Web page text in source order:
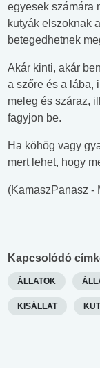
egyesek számára
kutyák elszoknak
betegedhetnek
Akár kinti, akár
a szőre és a lába,
meleg és száraz,
fagyjon be.
Ha köhög vagy
mert lehet, hogy
(KamaszPanasz -
Kapcsolódó
ÁLLATOK
KISÁLLAT